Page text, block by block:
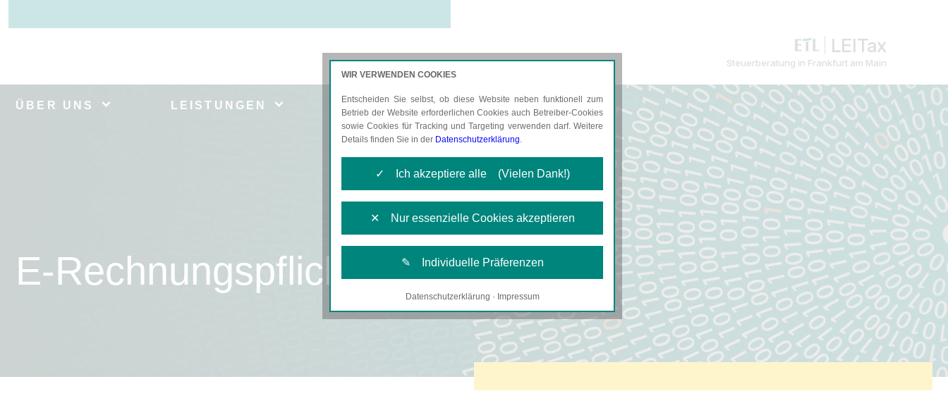
LEITax
Steuerberatung in Frankfurt am Main
ÜBER UNS LEISTUNGEN AKTUELLES KARRIERE
E-Rechnungspflicht
WIR VERWENDEN COOKIES
Entscheiden Sie selbst, ob diese Website neben funktionell zum
Betrieb der Website erforderlichen Cookies auch Betreiber-Cookies
sowie Cookies für Tracking und Targeting verwenden darf. Weitere
Details finden Sie in der Datenschutzerklärung.
✓ Ich akzeptiere alle (Vielen Dank!)
✕ Nur essenzielle Cookies akzeptieren
✎ Individuelle Präferenzen
Notwendige Cookies
Funktionalität der Website zu sichern.
Tracking- und Targeting-Cookies
Diese Cookies sind erforderlich, um unsere Website auf Ihre
Datenschutzerklärung · Impressum